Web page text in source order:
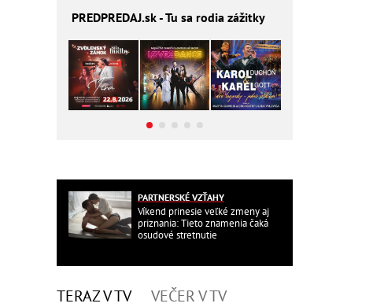
PREDPREDAJ.sk - Tu sa rodia zážitky
PARTNERSKÉ VZŤAHY
Víkend prinesie veľké zmeny aj
priznania: Tieto znamenia čaká
osudové stretnutie
TERAZ V TV VEČER V TV